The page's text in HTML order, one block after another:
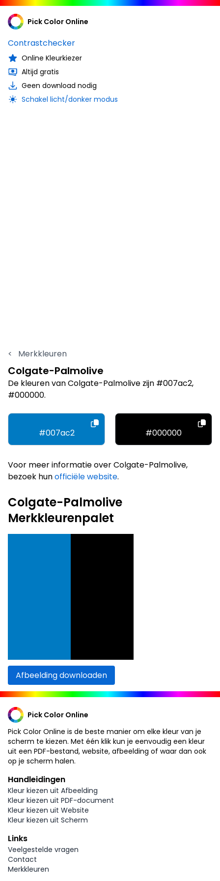
Pick Color Online
Contrastchecker
Online Kleurkiezer
Altijd gratis
Geen download nodig
Schakel licht/donker modus
< Merkkleuren
Colgate-Palmolive
De kleuren van Colgate-Palmolive zijn #007ac2,
#000000.
#007ac2 #000000
Voor meer informatie over Colgate-Palmolive,
bezoek hunofficiële website.
Colgate-Palmolive
Merkkleurenpalet
Afbeelding downloaden
Pick Color Online
Pick Color Online is de beste manier om elke kleur van je
scherm te kiezen. Met één klik kun je eenvoudig een kleur
uit een PDF-bestand, website, afbeelding of waar dan ook
op je scherm halen.
Handleidingen
Kleur kiezen uit Afbeelding
Kleur kiezen uit PDF-document
Kleur kiezen uit Website
Kleur kiezen uit Scherm
Links
Veelgestelde vragen
Contact
Merkkleuren